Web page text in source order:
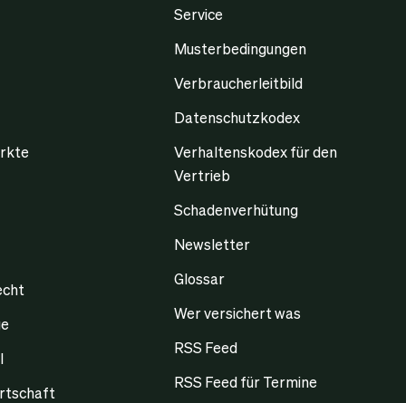
Service
Musterbedingungen
Verbraucherleitbild
Datenschutzkodex
Verhaltenskodex für den
Vertrieb
Schadenverhütung
Newsletter
Glossar
Wer versichert was
RSS Feed
RSS Feed für Termine